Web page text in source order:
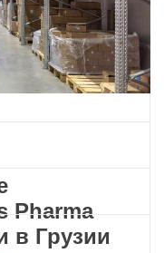
Pharma
в Грузии